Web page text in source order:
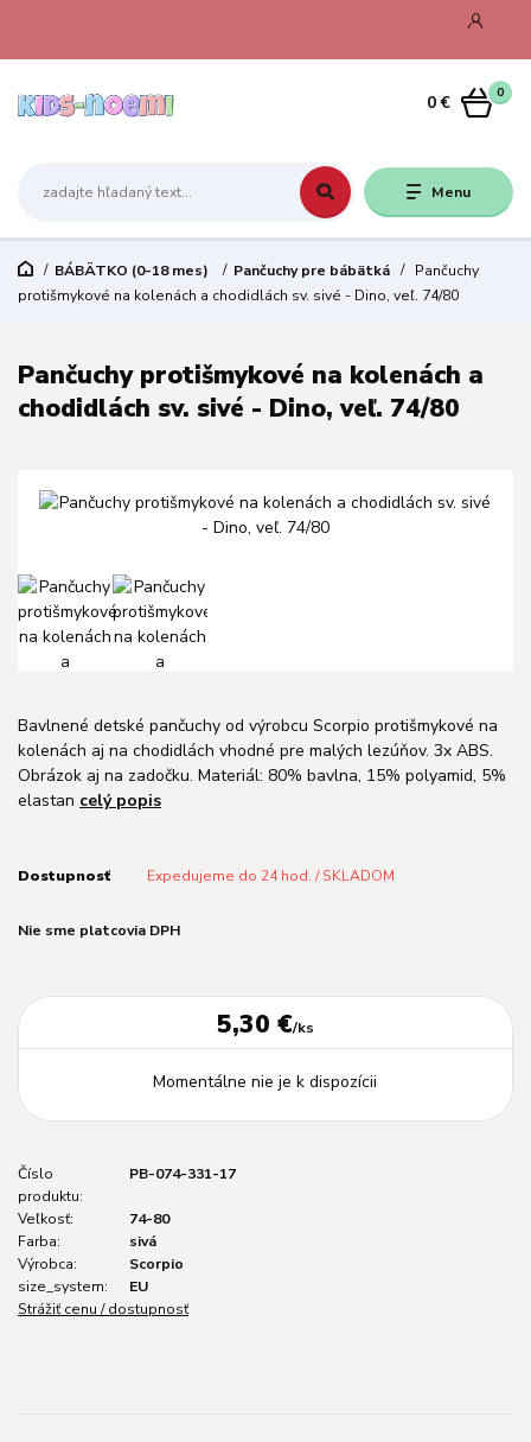
Menu
0
0 €
BÁBÄTKO (0-18 mes) Pančuchy pre bábätká
Pančuchy
protišmykové na kolenách a chodidlách sv. sivé - Dino, veľ. 74/80
Pančuchy protišmykové na kolenách a
chodidlách sv. sivé - Dino, veľ. 74/80
Bavlnené detské pančuchy od výrobcu Scorpio protišmykové na
kolenách aj na chodidlách vhodné pre malých lezúňov. 3x ABS.
Obrázok aj na zadočku. Materiál: 80% bavlna, 15% polyamid, 5%
elastan celý popis
Dostupnosť Expedujeme do 24 hod. / SKLADOM
Nie sme platcovia DPH
5,30 €/ks
Momentálne nie je k dispozícii
Číslo
produktu:
PB-074-331-17
Veľkosť:
74-80
Farba:
sivá
Výrobca:
Scorpio
size_system:
EU
Strážiť cenu / dostupnosť